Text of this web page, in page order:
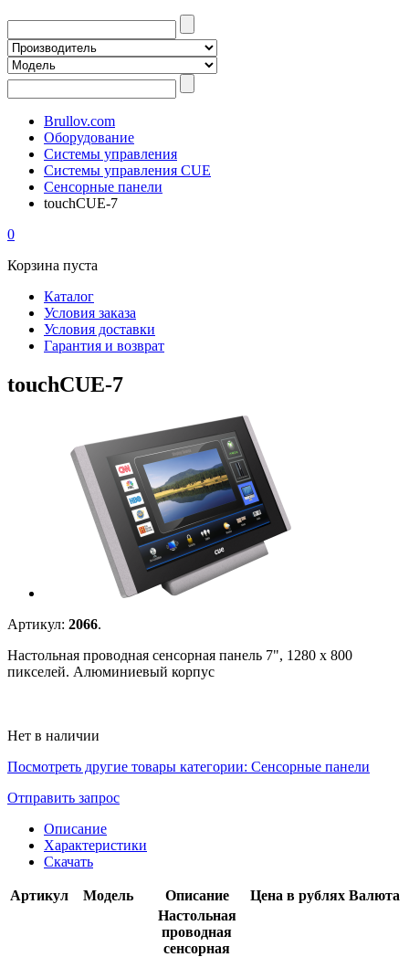
Brullov.com
Оборудование
Системы управления
Системы управления CUE
Сенсорные панели
touchCUE-7
0
Корзина пуста
Каталог
Условия заказа
Условия доставки
Гарантия и возврат
touchCUE-7
Артикул: 2066.
Настольная проводная сенсорная панель 7", 1280 x 800
пикселей. Алюминиевый корпус
Нет в наличии
Посмотреть другие товары категории: Сенсорные панели
Отправить запрос
Описание
Характеристики
Скачать
Артикул Модель Описание Цена в рублях Валюта
Настольная
проводная
сенсорная